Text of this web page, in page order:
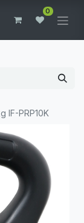
0
IF-PRP10K